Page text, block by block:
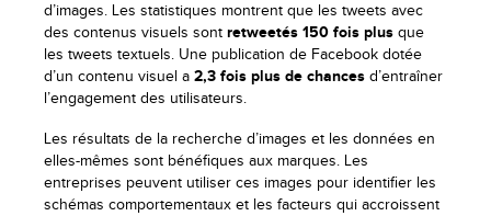
d’images. Les statistiques montrent que les tweets avec
des contenus visuels sont retweetés 150 fois plus que
les tweets textuels. Une publication de Facebook dotée
d’un contenu visuel a 2,3 fois plus de chances d’entraîner
l’engagement des utilisateurs.
Les résultats de la recherche d’images et les données en
elles-mêmes sont bénéfiques aux marques. Les
entreprises peuvent utiliser ces images pour identifier les
schémas comportementaux et les facteurs qui accroissent